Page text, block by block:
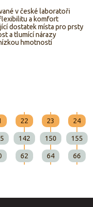
v české laboratoři
a komfort
dostatek místa pro prsty
a tlumící nárazy
hmotností
22 23 24
142 150 155
62 64 66